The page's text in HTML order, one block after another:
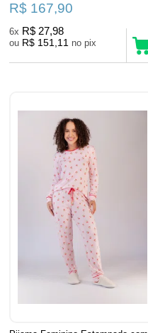
R$ 167,90
6x R$ 27,98
ou R$ 151,11 no pix